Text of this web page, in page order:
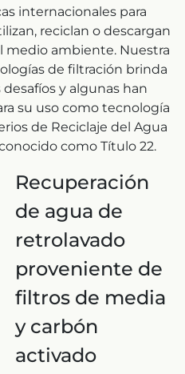
internacionales para
reciclan o descargan
medio ambiente. Nuestra
de filtración brinda
y algunas han
su uso como tecnología
de Reciclaje del Agua
como Título 22.
Recuperación
de agua de
retrolavado
proveniente de
filtros de media
y carbón
activado